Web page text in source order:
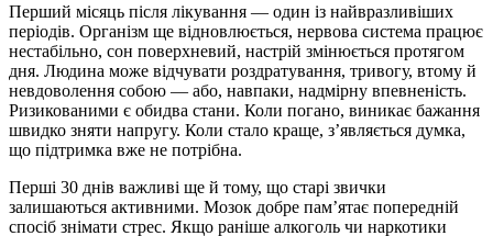
Перший місяць після лікування — один із найвразливіших
періодів. Організм ще відновлюється, нервова система працює
нестабільно, сон поверхневий, настрій змінюється протягом
дня. Людина може відчувати роздратування, тривогу, втому й
невдоволення собою — або, навпаки, надмірну впевненість.
Ризикованими є обидва стани. Коли погано, виникає бажання
швидко зняти напругу. Коли стало краще, з’являється думка,
що підтримка вже не потрібна.
Перші 30 днів важливі ще й тому, що старі звички
залишаються активними. Мозок добре пам’ятає попередній
спосіб знімати стрес. Якщо раніше алкоголь чи наркотики